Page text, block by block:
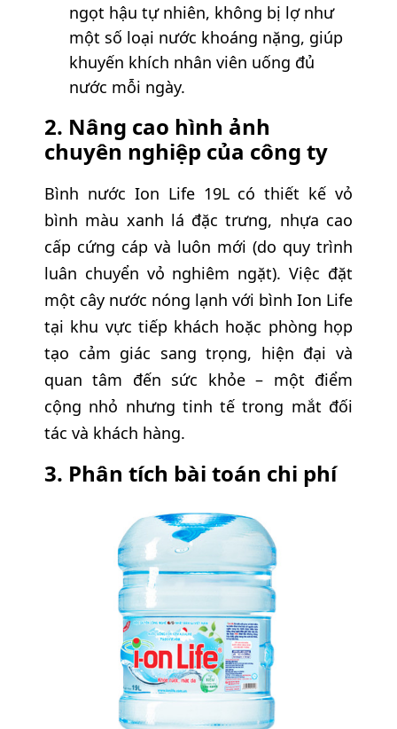
ngọt hậu tự nhiên, không bị lợ như
một số loại nước khoáng nặng, giúp
khuyến khích nhân viên uống đủ
nước mỗi ngày.
2. Nâng cao hình ảnh
chuyên nghiệp của công ty
Bình nước Ion Life 19L có thiết kế vỏ
bình màu xanh lá đặc trưng, nhựa cao
cấp cứng cáp và luôn mới (do quy trình
luân chuyển vỏ nghiêm ngặt). Việc đặt
một cây nước nóng lạnh với bình Ion Life
tại khu vực tiếp khách hoặc phòng họp
tạo cảm giác sang trọng, hiện đại và
quan tâm đến sức khỏe – một điểm
cộng nhỏ nhưng tinh tế trong mắt đối
tác và khách hàng.
3. Phân tích bài toán chi phí